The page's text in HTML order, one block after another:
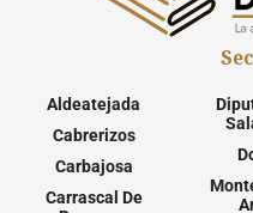
Aldeatejada
Cabrerizos
Carbajosa
Carrascal De